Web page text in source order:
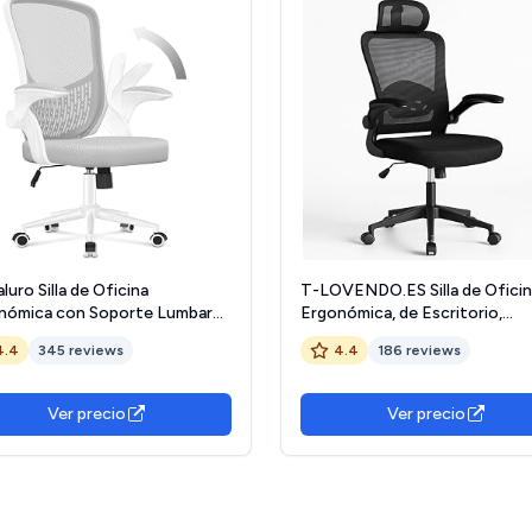
Silla de Oficina
con Soporte Lumbar
Exclusivo, Brazos
90°, Tapicería de Malla
360°, Gris
345 reviews
Ver precio
T-LOVENDO.ES Silla de
Ergonómica, de Escritorio,
Ejecutiva, Giratoria con
Juegos de Malla Transpirable,
Ajustable, Soporte Lumbar para
Oficina, Casa
4.4 186 reviews
Ver precio